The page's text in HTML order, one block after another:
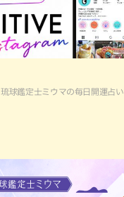
琉球鑑定士ミウマの毎日開運占い